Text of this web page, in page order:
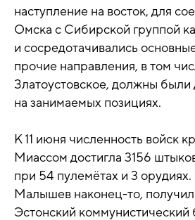
наступление на восток, для
Омска с Сибирской группой
и сосредотачивались
прочие направления, в том
Златоустовское, должны
на занимаемых позициях.
К 11 июня численность войск
Миассом достигла 3156
при 54 пулемётах и 3
Малышев наконец-то,
Эстонский коммунистический